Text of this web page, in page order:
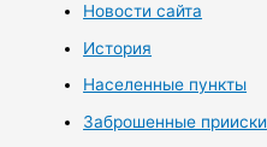
Новости сайта
История
Населенные пункты
Заброшенные прииски